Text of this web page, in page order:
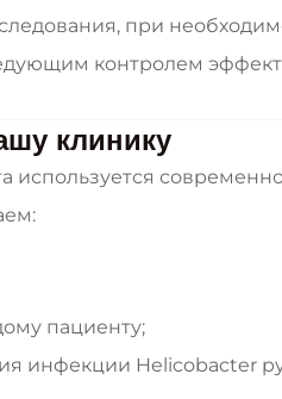
при
контролем
клинику
используется
пациенту;
инфекции Helicobacter